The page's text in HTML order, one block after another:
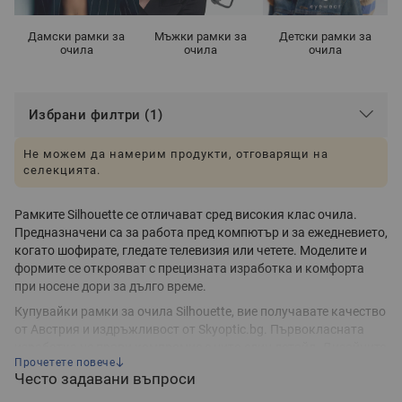
Дамски рамки за
очила
Мъжки рамки за
очила
Детски рамки за
очила
Избрани филтри (1)
Не можем да намерим продукти, отговарящи на
селекцията.
Рамките Silhouette се отличават сред високия клас очила.
Предназначени са за работа пред компютър и за ежедневието,
когато шофирате, гледате телевизия или четете. Моделите и
формите се открояват с прецизната изработка и комфорта
при носене дори за дълго време.
Купувайки рамки за очила Silhouette, вие получавате качество
от Австрия и издръжливост от Skyoptic.bg. Първокласната
са със стилен визуален завършек, когато сте в офиса или на
работна среща.
Прочетете повече
Често задавани въпроси